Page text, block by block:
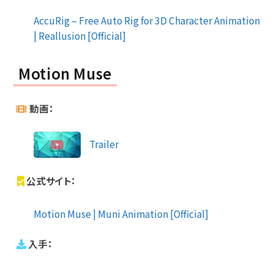
AccuRig – Free Auto Rig for 3D Character Animation
| Reallusion [Official]
Motion Muse
動画：
Trailer
公式サイト：
Motion Muse | Muni Animation [Official]
入手：